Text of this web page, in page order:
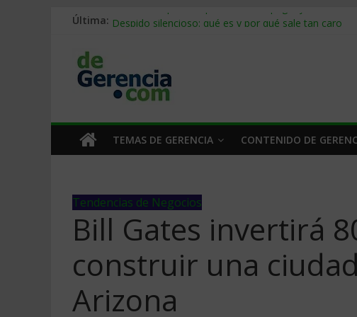
Última: Stablecoins para empresas: cómo pagar y cobrar en
Trabajo forzoso en la cadena de suministro: qué hacer
Mercado hispano de EE. UU.: cómo segmentarlo y
TEMAS DE GERENCIA CONTENIDO DE
Tendencias de Negocios
Bill Gates invertirá
construir una
Arizona